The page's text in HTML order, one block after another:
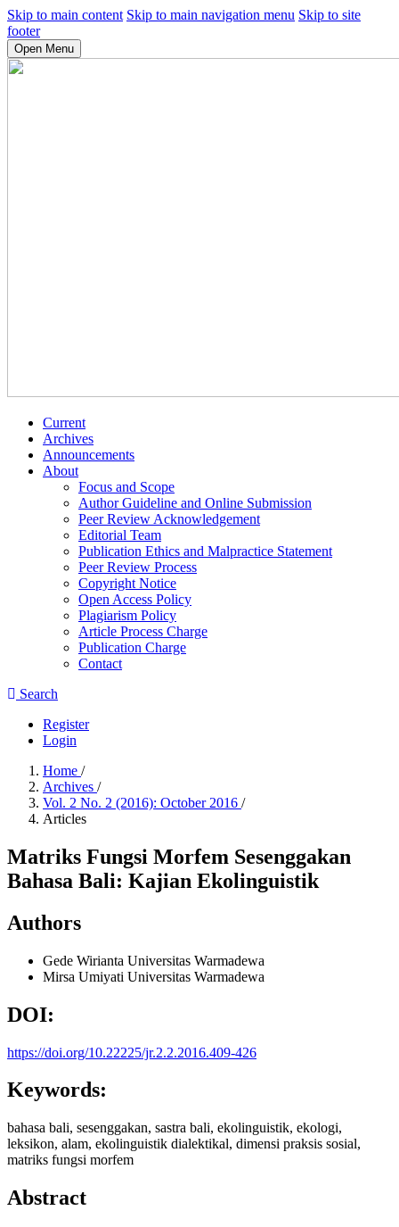
Skip to main content Skip to main navigation menu Skip to site
footer
Open Menu
Current
Archives
Announcements
About
Focus and Scope
Author Guideline and Online Submission
Peer Review Acknowledgement
Editorial Team
Publication Ethics and Malpractice Statement
Peer Review Process
Copyright Notice
Open Access Policy
Plagiarism Policy
Article Process Charge
Publication Charge
Contact
Search
Register
Login
Home /
Archives /
Vol. 2 No. 2 (2016): October 2016 /
Articles
Matriks Fungsi Morfem Sesenggakan
Bahasa Bali: Kajian Ekolinguistik
Authors
Gede Wirianta Universitas Warmadewa
Mirsa Umiyati Universitas Warmadewa
DOI:
https://doi.org/10.22225/jr.2.2.2016.409-426
Keywords:
bahasa bali, sesenggakan, sastra bali, ekolinguistik, ekologi,
leksikon, alam, ekolinguistik dialektikal, dimensi praksis sosial,
matriks fungsi morfem
Abstract